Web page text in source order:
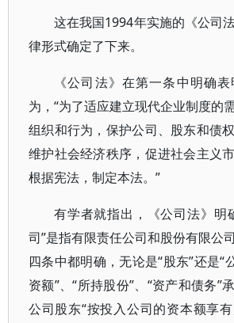
这在我国1994年实施的《公司
律形式确定了下来。
《公司法》在第一条中明确
为，“为了适应建立现代企业制度的
组织和行为，保护公司、股东和债
维护社会经济秩序，促进社会主义
根据宪法，制定本法。”
有学者就指出，《公司法》明
司”是指有限责任公司和股份有限公
四条中都明确，无论是“股东”还是“
资额”、“所持股份”、“资产和债务”
公司股东“按投入公司的资本额享